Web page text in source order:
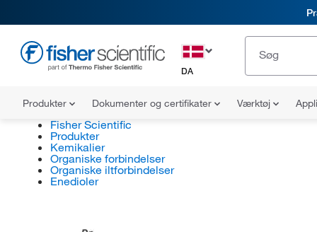
DA
Produkter Dokumenter og certifikater Værktøj
Fisher Scientific
Produkter
Kemikalier
Organiske forbindelser
Organiske iltforbindelser
Enedioler